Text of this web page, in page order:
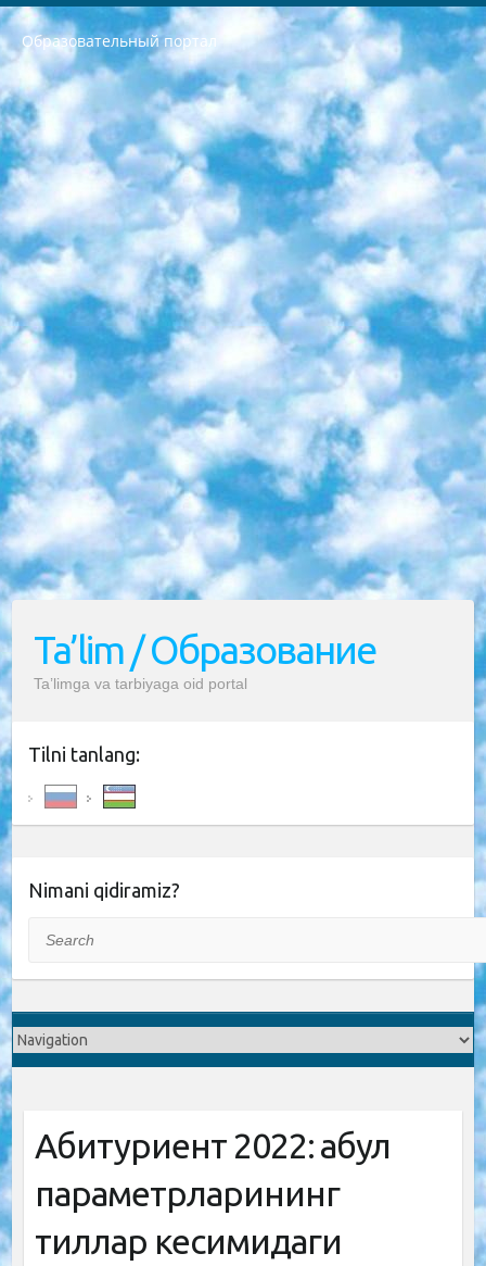
Образовательный портал
РЕСПУБЛИКА УЗБЕКИСТАН МИНИСТРЕРСТВО ДОШКОЛЬНОГО И ШКОЛЬНОГО ОБРАЗОВАНИЯ КОМАНДА в общеобразовательных учреждениях в 2023-2024 учебном году организация и проведение итоговой государственной аттестации обучающихся о Министра дошкольного и школьного образования Республики Узбекистан от 4 марта 2008 года (постановлением Минюста от 20 марта 2008 года № 1778 государственной регистрации) «Итоговое состояние учащихся общего среднего образования на основании положения об утверждении положения об аттестации общего среднего образования выпускной экзамен студентов в образовательных учреждениях в 2023-2024 учебном году В целях организации и прохождения аттестации приказываю: 1. Следующее: перечень предметов, по которым будет проводиться итоговая государственная аттестация и экзамен формы перевода согласно приложению 1; сертификаты международного образца, оценивающие уровень владения иностранными языками перечень согласно приложению 2; 2. Педагогический при специализированных образовательных учреждениях. научно-практический центр квалификации и международной оценки (Д.Давидова) 2024 г. До 25 марта: задания по предметам, по которым будет проводиться итоговая аттестация разработка и утверждение технических условий; итоговая аттестация на основании разработанного предметного задания разработка вопросов по предметам (устно и письменно), экзамен передача; общеобразовательные средние школы и специальные учебные заведения учащиеся выпускных классов школ и интернатов в агентской системе подготовка базы данных экзаменационных материалов и критериев оценки; перевод базы экзаменационных материалов на все языки обучения подать в Республиканский образовательный центр для изготовления; варианты экзаменов на основе разработанных контрольных материалов пусть будут поставлены задачи формирования. 3. Республиканский образовательный центр (Ш.Худайкулов) до 5 апреля 2024 года. до: база данных предоставленных экзаменационных материалов на все языки обучения перевод и экспертиза; для слепых, слабовидящих, глухих, слабослышащих и умственно отсталых детей учащиеся выпускных классов специализированных школ и школ-интернатов база данных экзаменационных материалов на всех преподаваемых языках подготовка критериев оценки; специализированные школы для умственно отсталых детей и технологии для учащихся выпускных классов школ-интернатов разработка соответствующих рекомендаций и критериев проведения ЕГЭ по естествознанию давать задания. 4. Педагогический при специализированных образовательных учреждениях. Научно-практический центр навыков и международной оценки (Д.Давидова), Республика образовательный центр (Худайкулов Ш.) итоговый государственный аттестационный экзамен ориентирован на творческое и логическое мышление при подготовке базы материалов учитывать введение заданий. 5. Следует отметить, что: сертификат государственного образца о знании общеобразовательного предмета и как минимум национальный уровень B1 по предметам на иностранных языках, указанным в Приложении 2. или международно признанный сертификат эквивалентного уровня студенты, изучающие определенный предмет, освобождаются от экзамена; по соответствующим предметам запланирована итоговая государственная аттестация за день до дня, путем жеребьевки Рабочей группой (в письменной форме по предметам, проводимым в форме) из числа сформированных вариантов выбрано 2 варианта; 2 выбранных варианта экзамена анонсированы на официальном сайте министерства и все выпускники по всей стране на основе этих вариантов проводит итоговую государственную аттестацию. 6. Государственное образование учащихся средних общеобразовательных учреждений. знания в соответствии с квалификационными требованиями, которые необходимо приобрести на основании стандартов итоговый (выпускной) контроль для 9 и 11 классов в целях тестирования Экзамены (далее – экзамены) состоят из предметов, перечисленных в приложении 1. будет сделано. 7. Экзамены пройдут с 26 мая по 15 июня 2024 г. (кроме науки физического воспитания). 8. Физическая для учащихся 9 классов общесредних образовательных учреждений. Экзамены по предмету «Образование, квалификация медицина» 1-6 мая 2024 года. сотрудники перевести под присмотр (с отклонениями в физическом или умственном развитии) специализированная школа для детей, школы-интернаты и со сколиозом школы-интернаты санаторного типа для больных детей исключены). 9. Он был слепым, слабовидящим и имел нарушения опорно-двигательного аппарата. экзамены в специализированных школах и интернатах для детей должны проводиться исходя из требований, предъявляемых к общеобразовательным учреждениям (физкультура кроме науки). 10. Специализированная школа для глухих и слабослышащих детей. и экзамены в интернатах и быть реализован в виде письменного теста по математике. 11. Специальность для умственно отсталых детей. Для 9 класса Родной язык и литературное письмо Государственный язык (язык обучения – узбекский). для неклассов) написано Математическое письмо Письменная/устная история Узбекистана Физическое воспитание практично Итоговый контроль Для 11 класса Написание родного языка и литературы (эссе) Математическое письмо Узбекский язык (обучение на узбекском языке) не посещающее общее среднее образование для учреждений)/Образовательное учреждение выбор письменный и устный Иностранный язык письменный/устный Письменная/устная история Узбекистана *По выбору студента:  Химия  Физика  Основы государственного права  География 10 бесплатных образовательных ресурсов - Мы составили подборку онлайн-проектов с интерактивными упражнениями, видеолекциями и статьями. Они помогут вам обрести новые и освежить старые знания бесплатно. 1. «ИНТУИТ» Старейшая образовательная площадка Рунета. Здесь вы найдёте сотни текстовых и видеокурсов на десятки различных тем — от программирования до психологии. Многие курсы подготовлены российскими университетами и крупными международными компаниями вроде Intel и Microsoft. Самостоятельное обучение бесплатное, но желающие могут оплатить услуги персональных наставников. 2. «Смартия» знакомит с актуальными профессиями и подсказывает, как им обучаться. Выбрав заинтересовавшую вас специальность — SMM-специалист, фотограф, веб-дизайнер или другую, — увидите список необходимых для неё умений. Чтобы вы могли освоить их самостоятельно, для каждого умения площадка отображает подборку ссылок на учебные материалы. Хотя «Смартия» ориентируется на русскоязычную аудиторию, часть контента всё же доступна только на английском. 3. «Лекторий Физтеха» Проект Московского физико-технического института (Физтеха). С его помощью вы можете смотреть онлайн серии лекций, записанные на видео в этом вузе. В числе доступных предметов — физика, биология, химия, информационные технологии и другие. К некоторым лекциям администрация ресурса прилагает готовые конспекты, которые можно скачивать в PDF-формате. 4. ITMOcourses Онлайн-площадка Санкт-Петербургского национального исследовательского университета информационных технологий, механики и оптики (ИТМО). Ресурс предоставляет свободный доступ к курсам, разработанным в этом вузе. Каталог материалов разбит на четыре категории: «Оптические системы и технологии», «Приборостроение и робототехника», «Информационные технологии» и «Биотехнологии». Курсы состоят из видеолекций, интерактивных демонстраций и заданий. 5. «КиберЛенинка» Электронная научная библиотека открытого доступа. Каталог площадки регулярно обрастает текстами статей из различных научных изданий. Сгруппированные по журналам и рубрикам публикации можно читать онлайн или скачивать целиком в PDF-формате. Проект нацелен на популяризацию науки за счёт открытого доступа к качественной информации. 6. «ПостНаука» На этом ресурсе публикуют подборки видеолекций, составленные экспертами из разных отраслей и объединённые общими темами. Среди них, к примеру, есть серии «Биоинформатика и геномика», «Культура средневековой Скандинавии» и Cinema Studies о теории кино. Каждая подборка лекций — логически связанная история, рассказанная экспертом от первого лица. Кроме того, на сайте появляются научно-образовательные статьи и тесты на разные темы. 7. «Newочём» Команда проекта «Newочём» отбирает самые интересные тексты из англоязычных СМИ и переводит те из них, за которые голосуют участники сообщества «ВКонтакте». По большей части это научно-популярные статьи. Редакторы придумывают лишь заголовки, в остальном содержание переводов соответствует оригиналам. Полные тексты можно читать прямо в социальной сети. 8. InternetUrok Онлайн-база материалов по основным дисциплинам школьной программы. Информация на сайте структурирована по классам, предметам и темам (урокам). Каждый урок состоит из видеолекций и конспектов. Есть также интерактивные тренажёры и тесты для закрепления пройденного материала. Даже если вы давно окончили школу, возможность повторить программу старших классов всегда может пригодиться. 9. Edutainme Ещё один ресурс об образовании. В отличие от Newtonew, как мне кажется, Edutainme больше ориентируется на представителей индустрии: педагогов, предпринимателей, разработчиков образовательных проектов. Но и любой, кто просто стремится к саморазвитию, найдёт на сайте много полезного и интересного для себя. Например, информацию о новых курсах и образовательных сервисах. 10. Newtonew Онлайн-медиа об образовании и обучении в широком смысле. Авторы Newtonew пишут об инструментах, заведениях, тактиках и стратегиях, которые помогают учить других и получать новые знания самостоятельно. На этой площадке вы найдёте новости, обзоры, аналитические мат
Ta’lim / Образование
Ta’limga va tarbiyaga oid portal
Tilni tanlang:
Nimani qidiramiz?
Абитуриент 2022: қабул
параметрларининг
тиллар кесимидаги